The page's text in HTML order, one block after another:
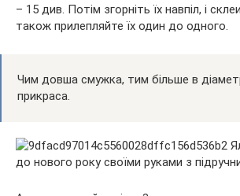
– 15 див. Потім згорніть їх навпіл, і
також прилепляйте їх один до одного.
Чим довша смужка, тим більше в
прикраса.